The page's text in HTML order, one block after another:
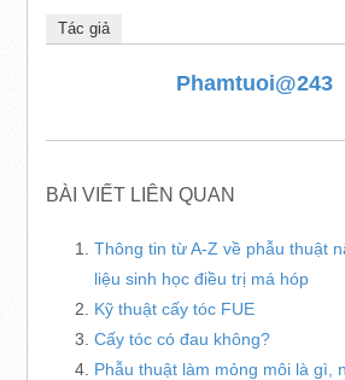
Tác giả
Phamtuoi@243
BÀI VIẾT LIÊN QUAN
Thông tin từ A-Z về phẫu thuật
liệu sinh học điều trị má hóp
Kỹ thuật cấy tóc FUE
Cấy tóc có đau không?
Phẫu thuật làm mỏng môi là gì,